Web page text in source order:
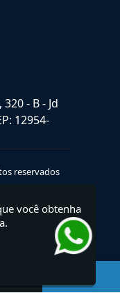
- B - Jd
12954-
reservados
você obtenha